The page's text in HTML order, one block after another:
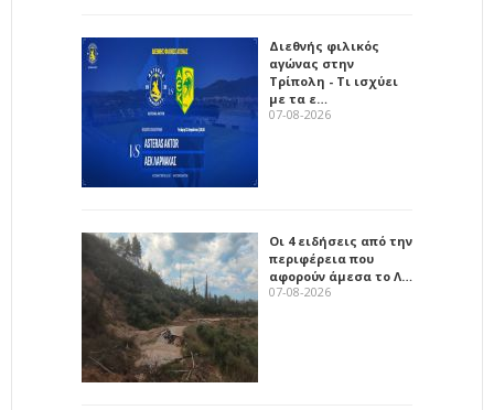
Διεθνής φιλικός
αγώνας στην
Τρίπολη - Τι ισχύει
με τα ε…
07-08-2026
Οι 4 ειδήσεις από την
περιφέρεια που
αφορούν άμεσα το Λ…
07-08-2026